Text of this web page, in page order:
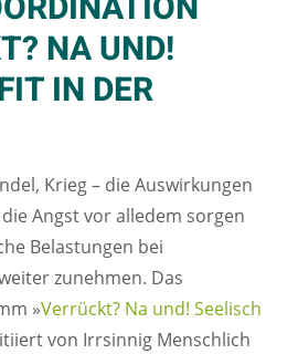
NA UND!
IN DER
Krieg – die Auswirkungen
Angst vor alledem sorgen
Belastungen bei
zunehmen. Das
»Verrückt? Na und! Seelisch
von Irrsinnig Menschlich